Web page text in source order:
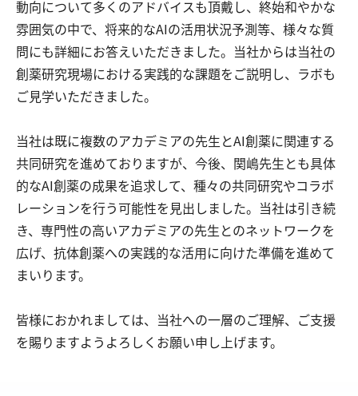
動向について多くのアドバイスも頂戴し、終始和やかな
雰囲気の中で、将来的なAIの活用状況予測等、様々な質
問にも詳細にお答えいただきました。当社からは当社の
創薬研究現場における実践的な課題をご説明し、ラボも
ご見学いただきました。
当社は既に複数のアカデミアの先生とAI創薬に関連する
共同研究を進めておりますが、今後、関嶋先生とも具体
的なAI創薬の成果を追求して、種々の共同研究やコラボ
レーションを行う可能性を見出しました。当社は引き続
き、専門性の高いアカデミアの先生とのネットワークを
広げ、抗体創薬への実践的な活用に向けた準備を進めて
まいります。
皆様におかれましては、当社への一層のご理解、ご支援
を賜りますようよろしくお願い申し上げます。